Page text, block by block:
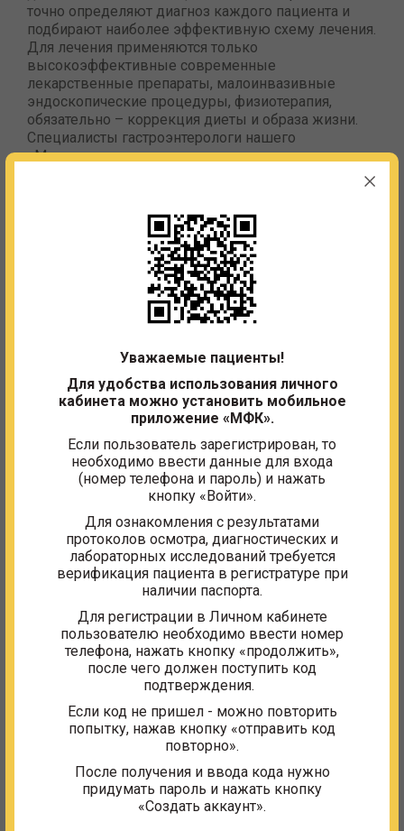
точно определяют диагноз каждого пациента и
подбирают наиболее эффективную схему лечения.
Для лечения применяются только
высокоэффективные современные
лекарственные препараты, малоинвазивные
эндоскопические процедуры, физиотерапия,
обязательно – коррекция диеты и образа жизни.
Специалисты гастроэнтерологи нашего
«Медицинского центра» ведут прием пациентов с
рефлюксная болезнь, эзофагит, дискинезия
Патология желудка (острый и хронический
гастрит, язвенная болезнь желудка, ахалазия
кардии, гастрокардиальный синдром,
дискинезия желудка);
Патология двенадцатиперстной кишки
(дуоденит, язвенная болезнь
двенадцатиперстной кишки);
Заболевания печени и желчного пузыря
желчекаменная болезнь, холангит, дискинезия
желчного пузыря);
Заболевания кишечника (неспецифический
язвенный колит, колиты, болезнь Крона,
дисбактериоз, диарея, запор, полипы
кишечника, дискинезия, синдром
мальабсорбции);
Патология поджелудочной железы.
Вы можете ознакомиться с ценами на наши
услуги:прайс лист.
Стоимость услуг
Прием врача-гастроэнтеролога первичный,
амбулаторный
Уважаемые пациенты!
Для удобства использования личного
кабинета можно установить мобильное
приложение «МФК».
Если пользователь зарегистрирован, то
необходимо ввести данные для входа
(номер телефона и пароль) и нажать
кнопку «Войти».
Для ознакомления с результатами
протоколов осмотра, диагностических и
лабораторных исследований требуется
верификация пациента в регистратуре при
наличии паспорта.
Для регистрации в Личном кабинете
пользователю необходимо ввести номер
телефона, нажать кнопку «продолжить»,
после чего должен поступить код
подтверждения.
Если код не пришел - можно повторить
попытку, нажав кнопку «отправить код
повторно».
После получения и ввода кода нужно
придумать пароль и нажать кнопку
«Создать аккаунт».